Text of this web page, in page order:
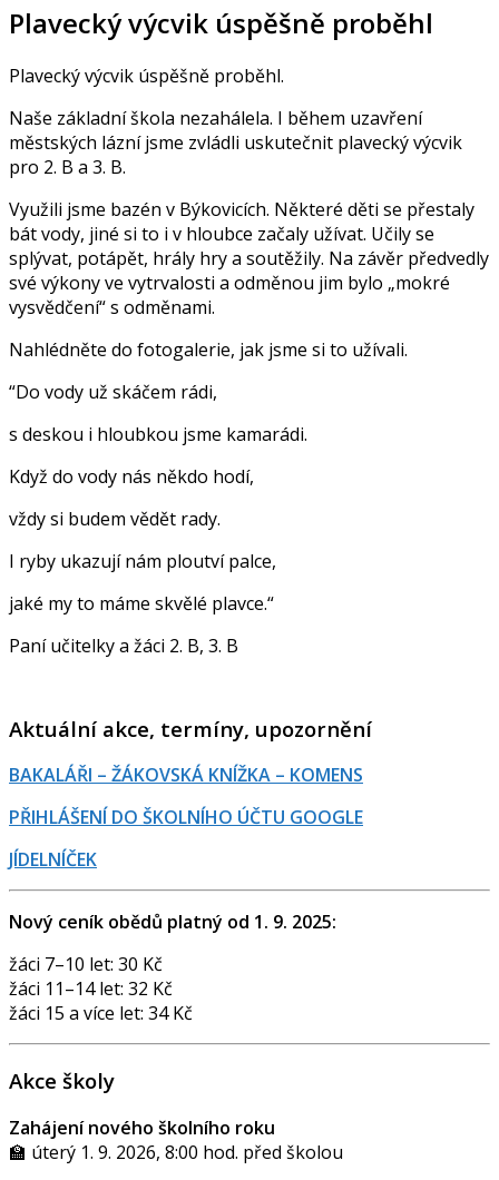
Plavecký výcvik úspěšně proběhl
Plavecký výcvik úspěšně proběhl.
Naše základní škola nezahálela. I během uzavření
městských lázní jsme zvládli uskutečnit plavecký výcvik
pro 2. B a 3. B.
Využili jsme bazén v Býkovicích. Některé děti se přestaly
bát vody, jiné si to i v hloubce začaly užívat. Učily se
splývat, potápět, hrály hry a soutěžily. Na závěr předvedly
své výkony ve vytrvalosti a odměnou jim bylo „mokré
vysvědčení“ s odměnami.
Nahlédněte do fotogalerie, jak jsme si to užívali.
“Do vody už skáčem rádi,
s deskou i hloubkou jsme kamarádi.
Když do vody nás někdo hodí,
vždy si budem vědět rady.
I ryby ukazují nám ploutví palce,
jaké my to máme skvělé plavce.“
Paní učitelky a žáci 2. B, 3. B
Aktuální akce, termíny, upozornění
BAKALÁŘI – ŽÁKOVSKÁ KNÍŽKA – KOMENS
PŘIHLÁŠENÍ DO ŠKOLNÍHO ÚČTU GOOGLE
JÍDELNÍČEK
Nový ceník obědů platný od 1. 9. 2025:
žáci 7–10 let: 30 Kč
žáci 11–14 let: 32 Kč
žáci 15 a více let: 34 Kč
Akce školy
Zahájení nového školního roku
🏫 úterý 1. 9. 2026, 8:00 hod. před školou